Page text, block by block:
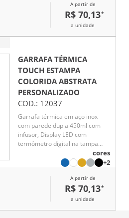
A partir de
R$ 70,13*
a unidade
GARRAFA TÉRMICA
TOUCH ESTAMPA
COLORIDA ABSTRATA
PERSONALIZADO
COD.: 12037
Garrafa térmica em aço inox
com parede dupla 450ml com
infusor, Display LED com
termômetro digital na tampa
para indicar a temperatura do
líquido, Conserva líquido quente
cores
+2
A partir de
R$ 70,13*
a unidade